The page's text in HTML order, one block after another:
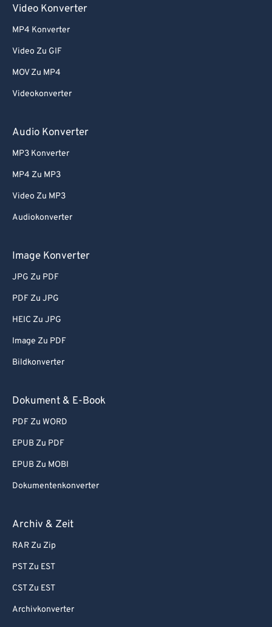
Video Konverter
MP4 Konverter
Video Zu GIF
MOV Zu MP4
Videokonverter
Audio Konverter
MP3 Konverter
MP4 Zu MP3
Video Zu MP3
Audiokonverter
Image Konverter
JPG Zu PDF
PDF Zu JPG
HEIC Zu JPG
Image Zu PDF
Bildkonverter
Dokument & E-Book
PDF Zu WORD
EPUB Zu PDF
EPUB Zu MOBI
Dokumentenkonverter
Archiv & Zeit
RAR Zu Zip
PST Zu EST
CST Zu EST
Archivkonverter